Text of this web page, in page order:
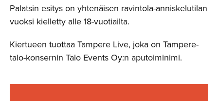
Palatsin esitys on yhtenäisen ravintola-anniskelutilan
vuoksi kielletty alle 18-vuotiailta.
Kiertueen tuottaa Tampere Live, joka on Tampere-
talo-konsernin Talo Events Oy:n aputoiminimi.